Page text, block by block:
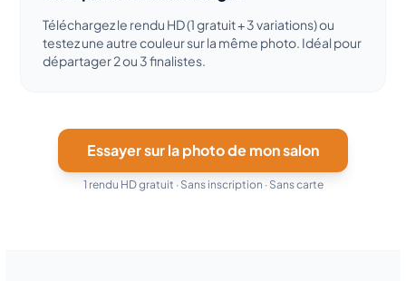
Téléchargez le rendu HD (1 gratuit + 3 variations) ou
testez une autre couleur sur la même photo. Idéal pour
départager 2 ou 3 finalistes.
Essayer sur la photo de mon salon
1 rendu HD gratuit · Sans inscription · Sans carte